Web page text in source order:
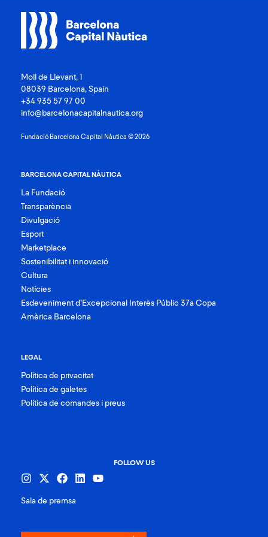
Moll de Llevant, 1
08039 Barcelona, Spain
+34 935 57 97 00
info@barcelonacapitalnautica.org
Fundació Barcelona Capital Nàutica © 2026
BARCELONA CAPITAL NÀUTICA
La Fundació
Transparència
Divulgació
Esport
Marketplace
Sostenibilitat i innovació
Cultura
Notícies
Esdeveniment d’Excepcional Interès Públic 37a Copa
Amèrica Barcelona
LEGAL
Política de privacitat
Política de galetes
Política de comandes i preus
FOLLOW US
Sala de premsa